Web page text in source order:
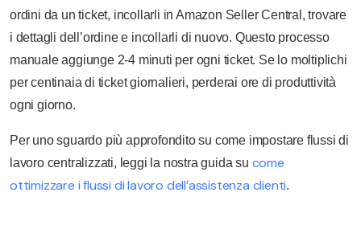
ordini da un ticket, incollarli in Amazon Seller Central, trovare
i dettagli dell’ordine e incollarli di nuovo. Questo processo
manuale aggiunge 2-4 minuti per ogni ticket. Se lo moltiplichi
per centinaia di ticket giornalieri, perderai ore di produttività
ogni giorno.
Per uno sguardo più approfondito su come impostare flussi di
lavoro centralizzati, leggi la nostra guida su come
ottimizzare i flussi di lavoro dell’assistenza clienti.